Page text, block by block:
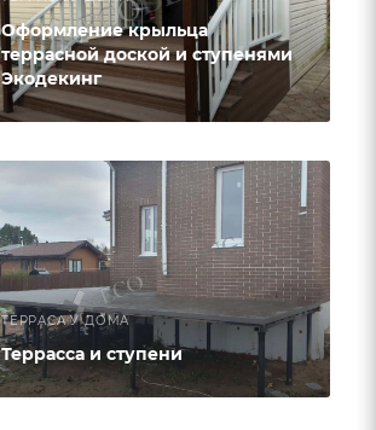
Оформление крыльца
террасной доской и ступенями
Экодекинг
ТЕРРАСА У ДОМА
Террасса и ступени